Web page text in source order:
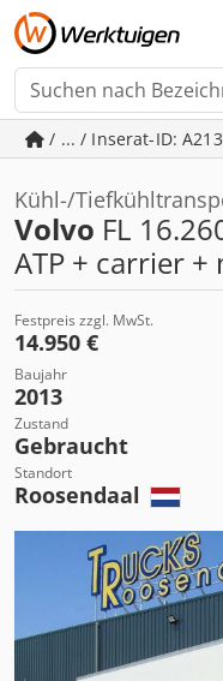
/ ... / Inserat-ID:
Kühl-/
Volvo FL
ATP + carrier +
Festpreis zzgl. MwSt.
14.950 €
Baujahr
2013
Zustand
Gebraucht
Standort
Roosendaal